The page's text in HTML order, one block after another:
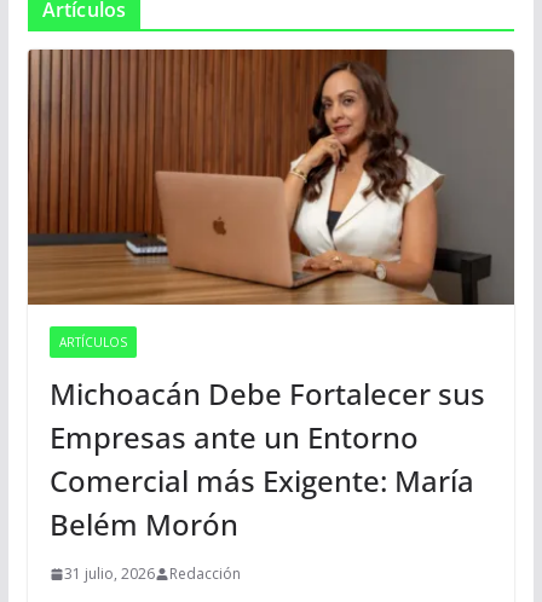
Artículos
ARTÍCULOS
Michoacán Debe Fortalecer sus
Empresas ante un Entorno
Comercial más Exigente: María
Belém Morón
31 julio, 2026 Redacción